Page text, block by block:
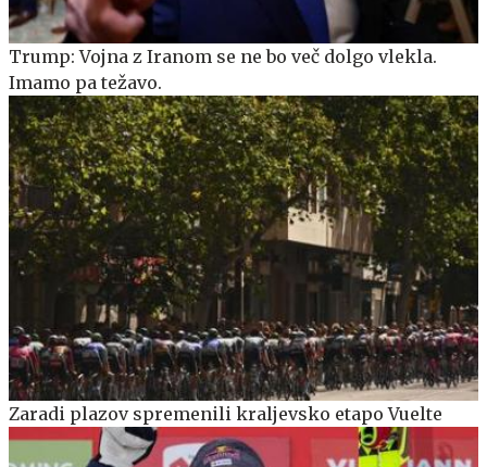
Trump: Vojna z Iranom se ne bo več dolgo vlekla.
Imamo pa težavo.
Zaradi plazov spremenili kraljevsko etapo Vuelte